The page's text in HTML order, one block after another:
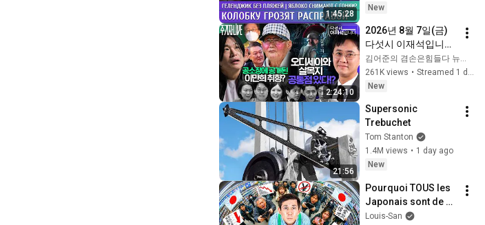
1:45:28
расправой.
Рогов
New
2:24:10
2026년 8월 7일(금)
다섯시 이재석입니다
(이봉우X박현광X이
용주), 주기자 라이브
(김은지X김예니X정
김어준의 겸손은힘들다 뉴스공장
261K views •
Streamed 1 day ago
New
21:56
Supersonic
Trebuchet
Tom Stanton
1.4M views • 1 day ago
New
Pourquoi TOUS les
Japonais sont de
plus en plus pauvres
Louis-San